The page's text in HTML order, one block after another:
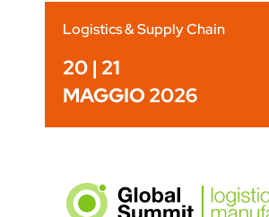
Logistics & Supply Chain
20 | 21
MAGGIO 2026